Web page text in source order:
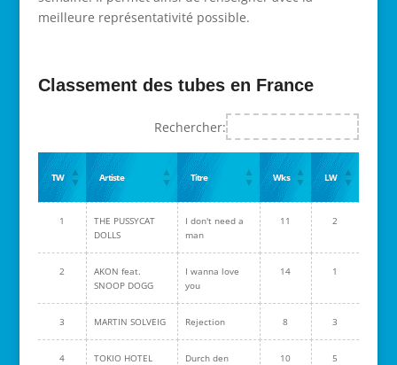
meilleure représentativité possible.
Classement des tubes en France
Rechercher:
TW Artiste Titre Wks LW
1
THE PUSSYCAT
DOLLS
I don't need a
man
11 2
2
AKON feat.
SNOOP DOGG
I wanna love
you
14 1
3 MARTIN SOLVEIG Rejection 8 3
4 TOKIO HOTEL
Durch den
10 5